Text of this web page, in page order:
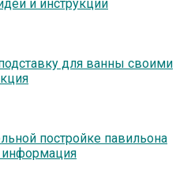
и инструкции
для ванны своими
постройке павильона